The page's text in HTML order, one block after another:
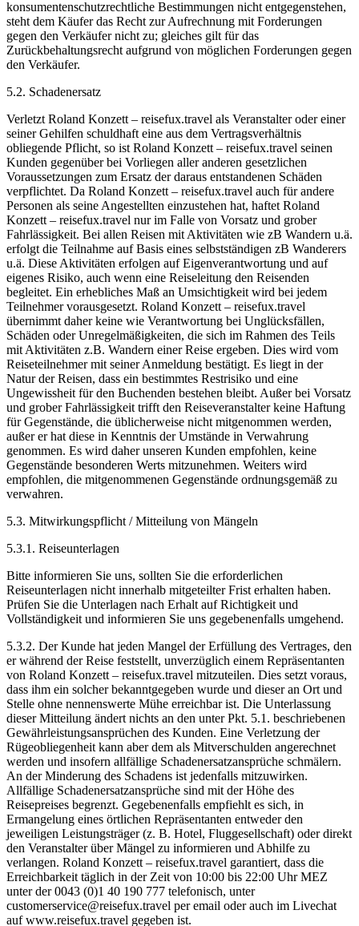
konsumentenschutzrechtliche Bestimmungen nicht entgegenstehen,
steht dem Käufer das Recht zur Aufrechnung mit Forderungen
gegen den Verkäufer nicht zu; gleiches gilt für das
Zurückbehaltungsrecht aufgrund von möglichen Forderungen gegen
den Verkäufer.
5.2. Schadenersatz
Verletzt Roland Konzett – reisefux.travel als Veranstalter oder einer
seiner Gehilfen schuldhaft eine aus dem Vertragsverhältnis
obliegende Pflicht, so ist Roland Konzett – reisefux.travel seinen
Kunden gegenüber bei Vorliegen aller anderen gesetzlichen
Voraussetzungen zum Ersatz der daraus entstandenen Schäden
verpflichtet. Da Roland Konzett – reisefux.travel auch für andere
Personen als seine Angestellten einzustehen hat, haftet Roland
Konzett – reisefux.travel nur im Falle von Vorsatz und grober
Fahrlässigkeit. Bei allen Reisen mit Aktivitäten wie zB Wandern u.ä.
erfolgt die Teilnahme auf Basis eines selbstständigen zB Wanderers
u.ä. Diese Aktivitäten erfolgen auf Eigenverantwortung und auf
eigenes Risiko, auch wenn eine Reiseleitung den Reisenden
begleitet. Ein erhebliches Maß an Umsichtigkeit wird bei jedem
Teilnehmer vorausgesetzt. Roland Konzett – reisefux.travel
übernimmt daher keine wie Verantwortung bei Unglücksfällen,
Schäden oder Unregelmäßigkeiten, die sich im Rahmen des Teils
mit Aktivitäten z.B. Wandern einer Reise ergeben. Dies wird vom
Reiseteilnehmer mit seiner Anmeldung bestätigt. Es liegt in der
Natur der Reisen, dass ein bestimmtes Restrisiko und eine
Ungewissheit für den Buchenden bestehen bleibt. Außer bei Vorsatz
und grober Fahrlässigkeit trifft den Reiseveranstalter keine Haftung
für Gegenstände, die üblicherweise nicht mitgenommen werden,
außer er hat diese in Kenntnis der Umstände in Verwahrung
genommen. Es wird daher unseren Kunden empfohlen, keine
Gegenstände besonderen Werts mitzunehmen. Weiters wird
empfohlen, die mitgenommenen Gegenstände ordnungsgemäß zu
verwahren.
5.3. Mitwirkungspflicht / Mitteilung von Mängeln
5.3.1. Reiseunterlagen
Bitte informieren Sie uns, sollten Sie die erforderlichen
Reiseunterlagen nicht innerhalb mitgeteilter Frist erhalten haben.
Prüfen Sie die Unterlagen nach Erhalt auf Richtigkeit und
Vollständigkeit und informieren Sie uns gegebenenfalls umgehend.
5.3.2. Der Kunde hat jeden Mangel der Erfüllung des Vertrages, den
er während der Reise feststellt, unverzüglich einem Repräsentanten
von Roland Konzett – reisefux.travel mitzuteilen. Dies setzt voraus,
dass ihm ein solcher bekanntgegeben wurde und dieser an Ort und
Stelle ohne nennenswerte Mühe erreichbar ist. Die Unterlassung
dieser Mitteilung ändert nichts an den unter Pkt. 5.1. beschriebenen
Gewährleistungsansprüchen des Kunden. Eine Verletzung der
Rügeobliegenheit kann aber dem als Mitverschulden angerechnet
werden und insofern allfällige Schadenersatzansprüche schmälern.
An der Minderung des Schadens ist jedenfalls mitzuwirken.
Allfällige Schadenersatzansprüche sind mit der Höhe des
Reisepreises begrenzt. Gegebenenfalls empfiehlt es sich, in
Ermangelung eines örtlichen Repräsentanten entweder den
jeweiligen Leistungsträger (z. B. Hotel, Fluggesellschaft) oder direkt
den Veranstalter über Mängel zu informieren und Abhilfe zu
verlangen. Roland Konzett – reisefux.travel garantiert, dass die
Erreichbarkeit täglich in der Zeit von 10:00 bis 22:00 Uhr MEZ
unter der 0043 (0)1 40 190 777 telefonisch, unter
customerservice@reisefux.travel per email oder auch im Livechat
auf www.reisefux.travel gegeben ist.